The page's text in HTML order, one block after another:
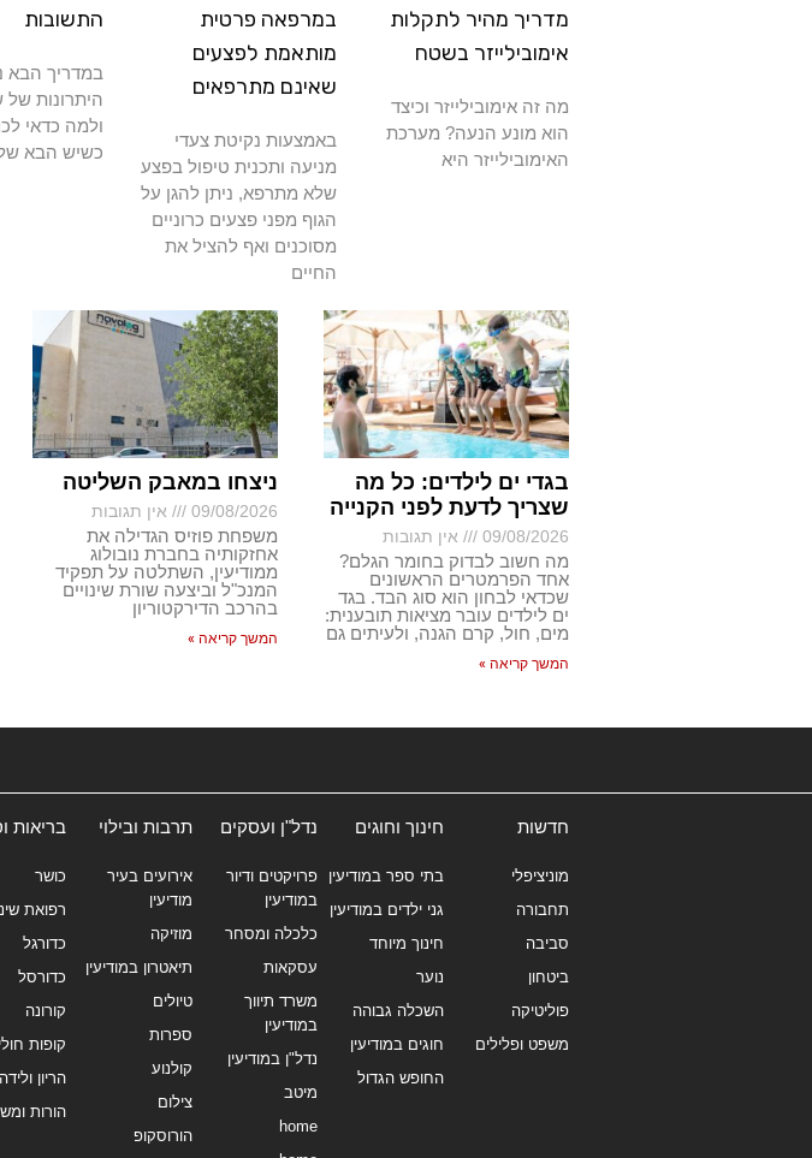
מדריך מהיר לתקלות
אימובילייזר בשטח
מה זה אימובילייזר וכיצד
הוא מונע הנעה? מערכת
האימובילייזר היא
במרפאה פרטית
מותאמת לפצעים
שאינם מתרפאים
באמצעות נקיטת צעדי
מניעה ותכנית טיפול בפצע
שלא מתרפא, ניתן להגן על
הגוף מפני פצעים כרוניים
מסוכנים ואף להציל את
החיים
התשובות
במדריך הבא
היתרונות
ולמה כדאי
כשיש הבא
בגדי ים לילדים: כל מה
שצריך לדעת לפני הקנייה
09/08/2026 אין תגובות
מה חשוב לבדוק בחומר הגלם?
אחד הפרמטרים הראשונים
שכדאי לבחון הוא סוג הבד. בגד
ים לילדים עובר מציאות תובענית:
מים, חול, קרם הגנה, ולעיתים גם
המשך קריאה »
ניצחו במאבק השליטה
09/08/2026 אין תגובות
משפחת פוזיס הגדילה את
אחזקותיה בחברת נובולוג
ממודיעין, השתלטה על תפקיד
המנכ"ל וביצעה שורת שינויים
בהרכב הדירקטוריון
המשך קריאה »
חדשות
מוניציפלי
תחבורה
סביבה
ביטחון
פוליטיקה
משפט ופלילים
חינוך וחוגים
בתי ספר במודיעין
גני ילדים במודיעין
חינוך מיוחד
נוער
השכלה גבוהה
חוגים במודיעין
החופש הגדול
נדל"ן ועסקים
פרויקטים ודיור
במודיעין
כלכלה ומסחר
עסקאות
משרד תיווך
במודיעין
נדל"ן במודיעין
מיטב
home
תרבות ובילוי
אירועים בעיר
מודיעין
מוזיקה
תיאטרון במודיעין
טיולים
ספרות
קולנוע
צילום
הורוסקופ
בריאות
כושר
רפואת
כדורגל
כדורסל
קורונה
קופות
הריון ולידה
הורות